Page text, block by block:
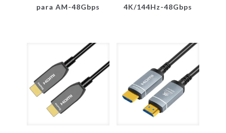
para AM-48Gbps
4K/144Hz-48Gbps